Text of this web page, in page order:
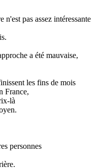
pas assez intéressante
a été mauvaise,
les fins de mois
France,
là
personnes